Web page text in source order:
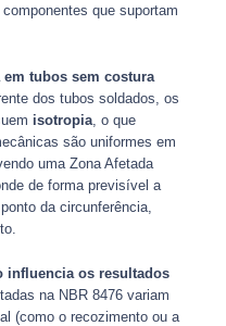
que suportam
tubos sem costura
dos tubos soldados, os
isotropia, o que
são uniformes em
uma Zona Afetada
de forma previsível a
da circunferência,
influencia os resultados
na NBR 8476 variam
(como o recozimento ou a